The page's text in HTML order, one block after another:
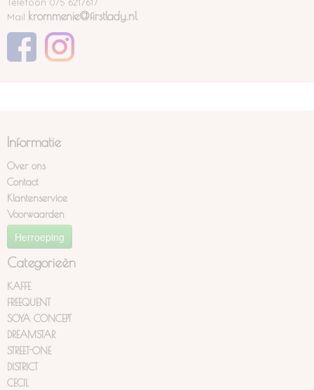
Telefoon 075 6217617
Mail krommenie@firstlady.nl
Informatie
Over ons
Contact
Klantenservice
Voorwaarden
Herroeping
Categorieën
KAFFE
FREEQUENT
SOYA CONCEPT
DREAMSTAR
STREET-ONE
DISTRICT
CECIL